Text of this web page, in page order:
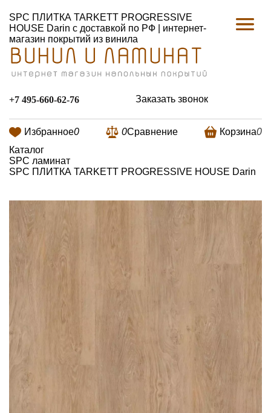
SPC ПЛИТКА TARKETT PROGRESSIVE
HOUSE Darin с доставкой по РФ | интернет-
магазин покрытий из винила
+7 495-660-62-76 Заказать звонок
Избранное0 0Сравнение Корзина0
Каталог
SPC ламинат
SPC ПЛИТКА TARKETT PROGRESSIVE HOUSE Darin